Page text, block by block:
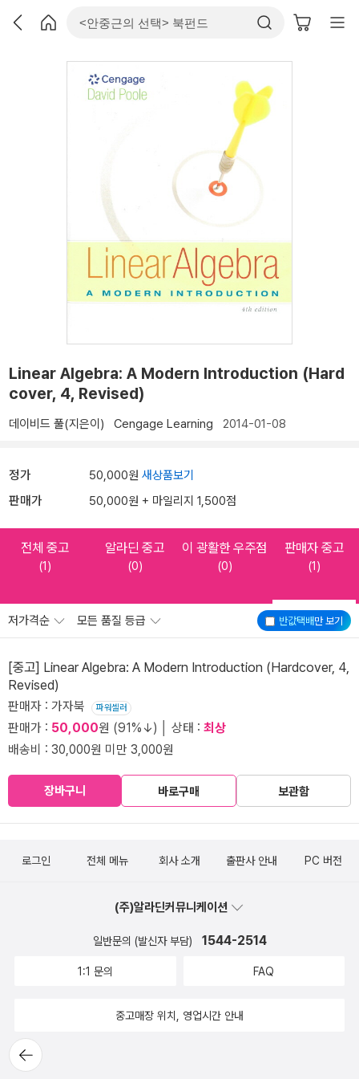
Linear Algebra: A Modern Introduction (Hard
cover, 4, Revised)
데이비드 풀(지은이) Cengage Learning 2014-01-08
정가 50,000원 새상품보기
판매가 50,000원 + 마일리지 1,500점
전체 중고
(1)
알라딘 중고
(0)
이 광활한 우주점
(0)
판매자 중고
(1)
반값택배만 보기
저가격순 모든 품질 등급
[중고] Linear Algebra: A Modern Introduction (Hardcover, 4,
Revised)
판매자 : 가자북 파워셀러
판매가 : 50,000원 (91%↓) │ 상태 : 최상
배송비 : 30,000원 미만 3,000원
장바구니 바로구매 보관함
뒤로가
기
로그인 전체 메뉴 회사 소개 출판사 안내 PC 버전
(주)알라딘커뮤니케이션
일반문의 (발신자 부담) 1544-2514
1:1 문의 FAQ
중고매장 위치, 영업시간 안내